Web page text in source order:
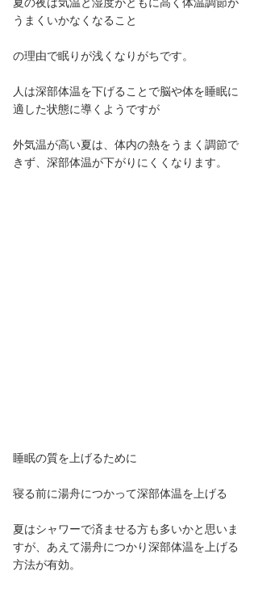
うまくいかなくなること
の理由で眠りが浅くなりがちです。
人は深部体温を下げることで脳や体を睡眠に
適した状態に導くようですが
外気温が高い夏は、体内の熱をうまく調節で
きず、深部体温が下がりにくくなります。
睡眠の質を上げるために
寝る前に湯舟につかって深部体温を上げる
夏はシャワーで済ませる方も多いかと思いま
すが、あえて湯舟につかり深部体温を上げる
方法が有効。